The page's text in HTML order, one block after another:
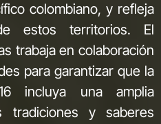
colombiano, y refleja
estos territorios. El
trabaja en colaboración
para garantizar que la
incluya una amplia
tradiciones y saberes